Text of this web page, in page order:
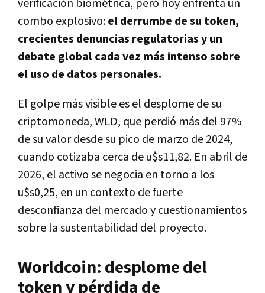
verificación biométrica, pero hoy enfrenta un
combo explosivo:el derrumbe de su token,
crecientes denuncias regulatorias y un
debate global cada vez más intenso sobre
el uso de datos personales.
El golpe más visible es el desplome de su
criptomoneda,WLD, que perdió más del 97%
de su valor desde su pico de marzo de 2024,
cuando cotizaba cerca de u$s11,82. En abril de
2026, el activo se negocia en torno a los
u$s0,25, en un contexto de fuerte
desconfianza del mercado y cuestionamientos
sobre la sustentabilidad del proyecto.
Worldcoin: desplome del
token y pérdida de